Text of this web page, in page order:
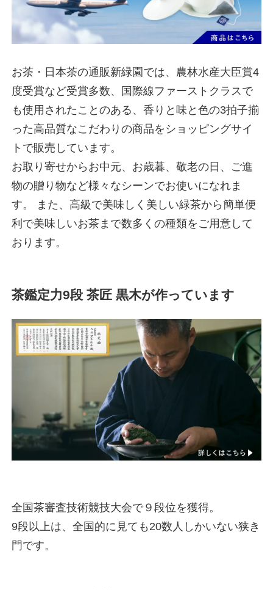
お茶・日本茶の通販新緑園では、農林水産大臣賞4
度受賞など受賞多数、国際線ファーストクラスで
も使用されたことのある、香りと味と色の3拍子揃
った高品質なこだわりの商品をショッピングサイ
トで販売しています。
お取り寄せからお中元、お歳暮、敬老の日、ご進
物の贈り物など様々なシーンでお使いになれま
す。 また、高級で美味しく美しい緑茶から簡単便
利で美味しいお茶まで数多くの種類をご用意して
おります。
茶鑑定力9段 茶匠 黒木が作っています
全国茶審査技術競技大会で９段位を獲得。
9段以上は、全国的に見ても20数人しかいない狭き
門です。